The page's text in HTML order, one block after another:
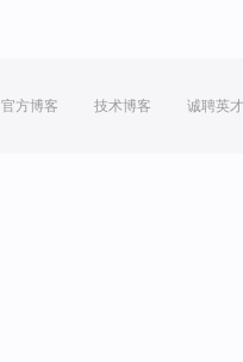
官方博客 技术博客 诚聘英才